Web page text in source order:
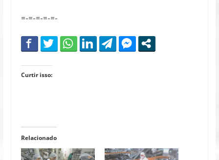
=-=-=-=-=-
Curtir isso:
Relacionado